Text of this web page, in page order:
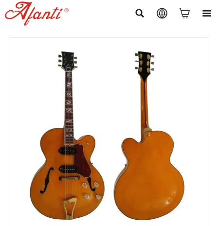
   